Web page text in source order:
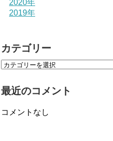
2020年
2019年
カテゴリー
最近のコメント
コメントなし